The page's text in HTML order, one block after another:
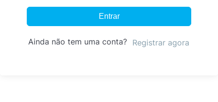
Entrar
Ainda não tem uma conta? Registrar agora